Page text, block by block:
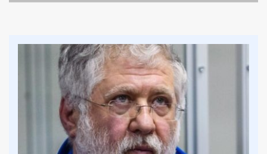
Сам Виталий Куприй считает, что винтовки украл
Петр Порошенко для себя или в подарок для